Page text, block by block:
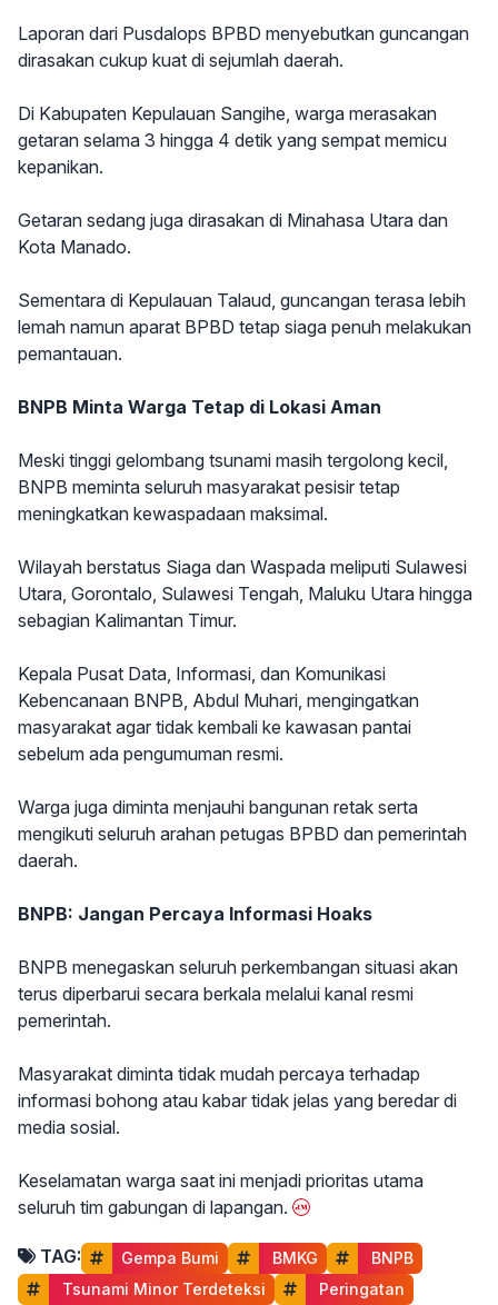
Laporan dari Pusdalops BPBD menyebutkan guncangan
dirasakan cukup kuat di sejumlah daerah.
Di Kabupaten Kepulauan Sangihe, warga merasakan
getaran selama 3 hingga 4 detik yang sempat memicu
kepanikan.
Getaran sedang juga dirasakan di Minahasa Utara dan
Kota Manado.
Sementara di Kepulauan Talaud, guncangan terasa lebih
lemah namun aparat BPBD tetap siaga penuh melakukan
pemantauan.
BNPB Minta Warga Tetap di Lokasi Aman
Meski tinggi gelombang tsunami masih tergolong kecil,
BNPB meminta seluruh masyarakat pesisir tetap
meningkatkan kewaspadaan maksimal.
Wilayah berstatus Siaga dan Waspada meliputi Sulawesi
Utara, Gorontalo, Sulawesi Tengah, Maluku Utara hingga
sebagian Kalimantan Timur.
Kepala Pusat Data, Informasi, dan Komunikasi
Kebencanaan BNPB, Abdul Muhari, mengingatkan
masyarakat agar tidak kembali ke kawasan pantai
sebelum ada pengumuman resmi.
Warga juga diminta menjauhi bangunan retak serta
mengikuti seluruh arahan petugas BPBD dan pemerintah
daerah.
BNPB: Jangan Percaya Informasi Hoaks
BNPB menegaskan seluruh perkembangan situasi akan
terus diperbarui secara berkala melalui kanal resmi
pemerintah.
Masyarakat diminta tidak mudah percaya terhadap
informasi bohong atau kabar tidak jelas yang beredar di
media sosial.
Keselamatan warga saat ini menjadi prioritas utama
seluruh tim gabungan di lapangan.
TAG: Gempa Bumi BMKG
BNPB
Tsunami Minor Terdeteksi
Peringatan